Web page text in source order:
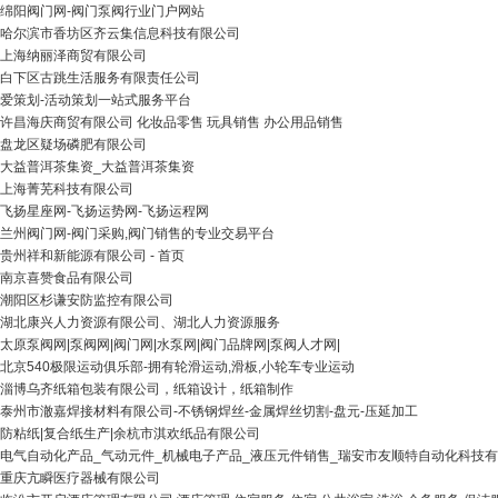
绵阳阀门网-阀门泵阀行业门户网站
哈尔滨市香坊区齐云集信息科技有限公司
上海纳丽泽商贸有限公司
白下区古跳生活服务有限责任公司
爱策划-活动策划一站式服务平台
许昌海庆商贸有限公司 化妆品零售 玩具销售 办公用品销售
盘龙区疑场磷肥有限公司
大益普洱茶集资_大益普洱茶集资
上海菁芜科技有限公司
飞扬星座网-飞扬运势网-飞扬运程网
兰州阀门网-阀门采购,阀门销售的专业交易平台
贵州祥和新能源有限公司 - 首页
南京喜赞食品有限公司
潮阳区杉谦安防监控有限公司
湖北康兴人力资源有限公司、湖北人力资源服务
太原泵阀网|泵阀网|阀门网|水泵网|阀门品牌网|泵阀人才网|
北京540极限运动俱乐部-拥有轮滑运动,滑板,小轮车专业运动
淄博乌齐纸箱包装有限公司，纸箱设计，纸箱制作
泰州市澈嘉焊接材料有限公司-不锈钢焊丝-金属焊丝切割-盘元-压延加工
防粘纸|复合纸生产|余杭市淇欢纸品有限公司
电气自动化产品_气动元件_机械电子产品_液压元件销售_瑞安市友顺特自动化科技
重庆亢瞬医疗器械有限公司